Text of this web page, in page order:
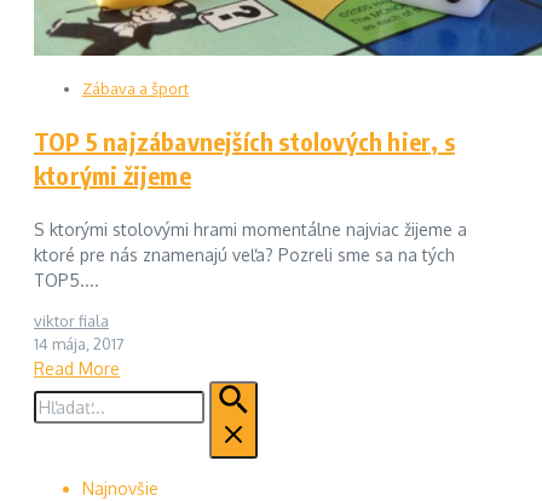
Zábava a šport
TOP 5 najzábavnejších stolových hier, s
ktorými žijeme
S ktorými stolovými hrami momentálne najviac žijeme a
ktoré pre nás znamenajú veľa? Pozreli sme sa na tých
TOP5....
viktor fiala
14 mája, 2017
Read More
Hľadať:
Najnovšie